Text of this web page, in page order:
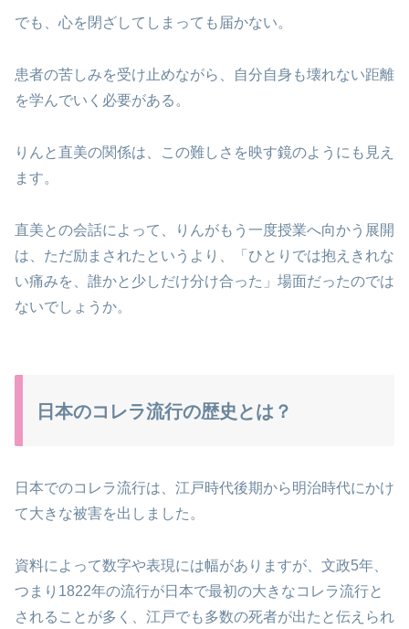
でも、心を閉ざしてしまっても届かない。
患者の苦しみを受け止めながら、自分自身も壊れない距離
を学んでいく必要がある。
りんと直美の関係は、この難しさを映す鏡のようにも見え
ます。
直美との会話によって、りんがもう一度授業へ向かう展開
は、ただ励まされたというより、「ひとりでは抱えきれな
い痛みを、誰かと少しだけ分け合った」場面だったのでは
ないでしょうか。
日本のコレラ流行の歴史とは？
日本でのコレラ流行は、江戸時代後期から明治時代にかけ
て大きな被害を出しました。
資料によって数字や表現には幅がありますが、文政5年、
つまり1822年の流行が日本で最初の大きなコレラ流行と
されることが多く、江戸でも多数の死者が出たと伝えられ